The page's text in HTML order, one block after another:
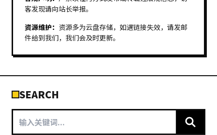
客发现请向站长举报。
资源维护： 资源多为云盘存储，如遇链接失效，请发邮
件给到我们，我们会及时更新。
SEARCH